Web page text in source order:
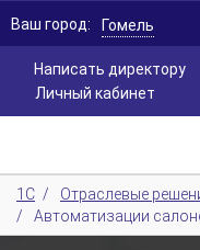
Написать директору
Личный кабинет
Ваш город: Гомель
1С /
Отраслевые
/
Автоматизации